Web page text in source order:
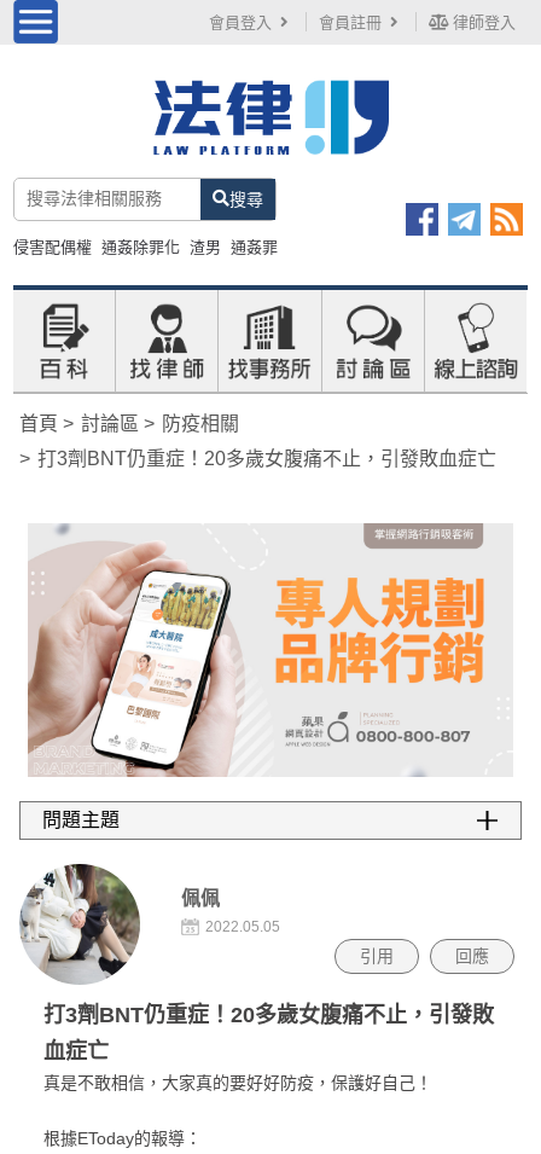
會員登入 會員註冊 律師登入
搜尋
侵害配偶權 通姦除罪化 渣男 通姦罪
首頁 討論區
防疫相關
打3劑BNT仍重症！20多歲女腹痛不止，引發敗血症亡
佩佩
2022.05.05
引用 回應
打3劑BNT仍重症！20多歲女腹痛不止，引發敗
血症亡
真是不敢相信，大家真的要好好防疫，保護好自己！
根據EToday的報導：